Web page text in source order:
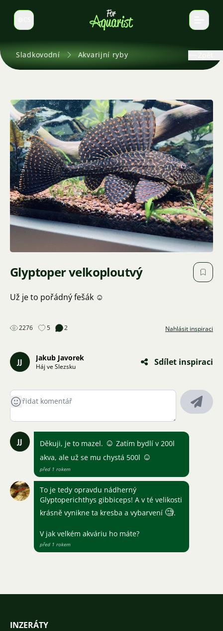
Select language
Sladkovodní Akvarijní ryby
Glyptoper velkoploutvý
Už je to pořádný fešák ☺️
2276 5 2 Nahlásit inspiraci
JJ Jakub Javorek
Háj ve Slezsku Sdílet inspiraci
JJ Děkuji, je to mazel. ☺ Zatím bydlí v 200l
akva, ale už se mu chystá 500l ☺
před 1 rokem
To je tedy opravdu nádherný
Glyptoperichthys gibbiceps! A v té velikosti
krásně vynikne ta kresba a vybarvení 🧐.
V jak velkém akváriu ho máte?
před 1 rokem
INZERÁTY